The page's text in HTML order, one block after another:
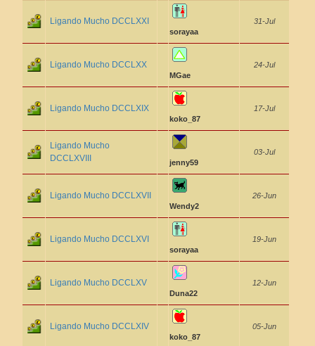
Ligando Mucho DCCLXXI
sorayaa
31-Jul
Ligando Mucho DCCLXX
MGae
24-Jul
Ligando Mucho DCCLXIX
koko_87
17-Jul
Ligando Mucho
DCCLXVIII
jenny59
03-Jul
Ligando Mucho DCCLXVII
Wendy2
26-Jun
Ligando Mucho DCCLXVI
sorayaa
19-Jun
Ligando Mucho DCCLXV
Duna22
12-Jun
Ligando Mucho DCCLXIV
koko_87
05-Jun